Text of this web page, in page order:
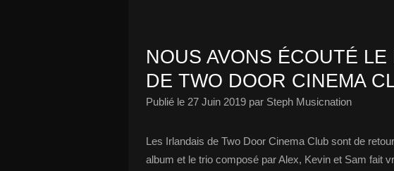
NOUS AVONS ÉCOUTÉ
DE TWO DOOR CINEMA
Publié le 27 Juin 2019 par Steph Musicnation
Les Irlandais de Two Door Cinema Club sont de
album et le trio composé par Alex, Kevin et Sam fait